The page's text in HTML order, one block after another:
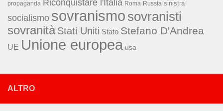
propaganda Riconquistare l'Italia Roma Russia sinistra
socialismo sovranismo sovranisti
sovranità Stati Uniti Stato Stefano D'Andrea
UE Unione europea usa
ALTRO